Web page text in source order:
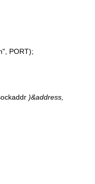
PORT);
)&address,